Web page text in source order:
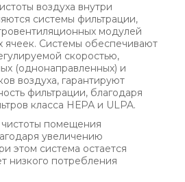
воздуха внутри
системы фильтрации,
модулей
ячеек. Системы обеспечивают
скоростью,
(однонаправленных) и
воздуха, гарантируют
фильтрации, благодаря
класса НЕРА и ULPA.
помещения
увеличению
этом система остается
низкого потребления